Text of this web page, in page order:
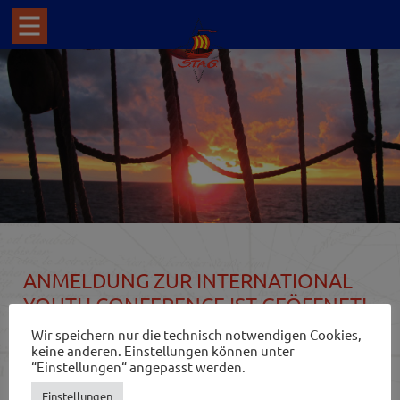
ANMELDUNG ZUR INTERNATIONAL
YOUTH CONFERENCE IST GEÖFFNET!
Die diesjährige International Youth Conference des Youth
Councils der Sail Training International wird digital
stattfinden. Die Konferenz rund um das Thema Sail
Wir speichern nur die technisch notwendigen Cookies,
keine anderen. Einstellungen können unter
“Einstellungen“ angepasst werden.
Einstellungen